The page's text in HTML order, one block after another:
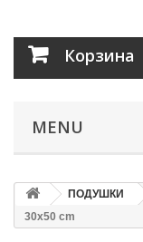
Корзина
MENU
ПОДУШКИ
30x50 cm